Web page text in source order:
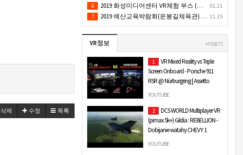
삭제 수정 목록
01.21
6 2019 화성미디어센터 VR체험 부스 (인기 4D 시뮬레이터 체험)- VR렌탈
11.15
7 2019 예산교육박람회(운봉길체육관) VR체험부스(직업진로체험 / 인기VR체험)-VR렌탈대여행사
VR정보 + 더보기
1
VR Mixed Reality vs Triple
Screen Onboard - Porsche 911
RSR @ Nürburgring | Assetto
Screen Onboard Comparison with
the Porsche 911 RSR at Nürburgring
GP in Assetto …
YOUTUBE
2
DCS WORLD Multiplayer VR
(pimax 5k+) Gildia : REBELLION -
Dobijanie watahy CHEVY 1
YOUTUBE